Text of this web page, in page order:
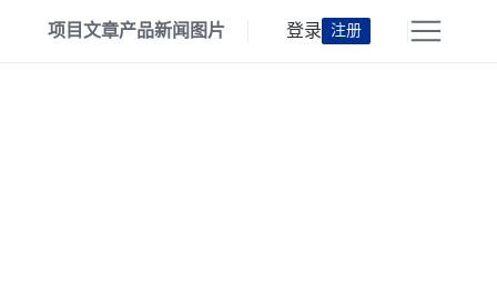
项目文章产品新闻 图片 登录 注册